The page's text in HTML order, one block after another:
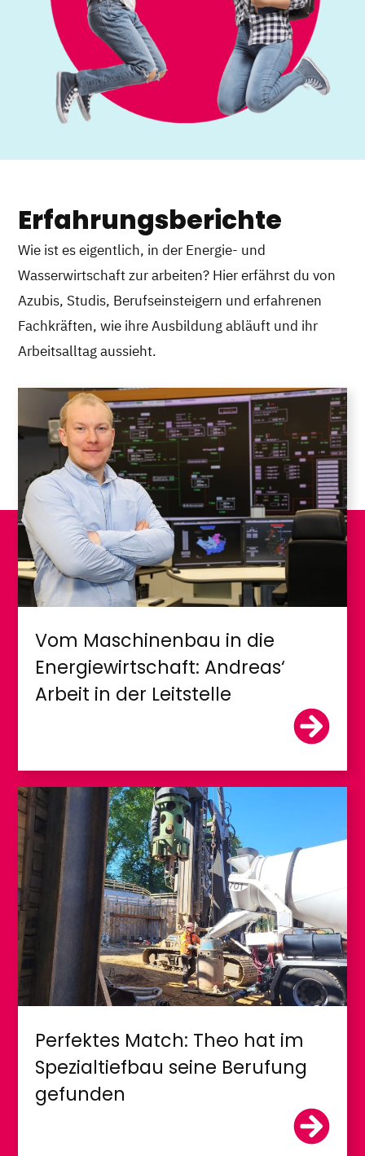
Erfahrungsberichte
Wie ist es eigentlich, in der Energie- und
Wasserwirtschaft zur arbeiten? Hier erfährst du von
Azubis, Studis, Berufseinsteigern und erfahrenen
Fachkräften, wie ihre Ausbildung abläuft und ihr
Arbeitsalltag aussieht.
Vom Maschinenbau in die
Energiewirtschaft: Andreas‘
Arbeit in der Leitstelle
Perfektes Match: Theo hat im
Spezialtiefbau seine Berufung
gefunden